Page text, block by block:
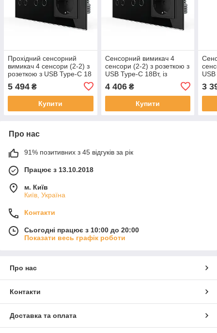
Прохідний сенсорний
вимикач 4 сенсори (2-2) з
розеткою з USB Type-C 18
Вт, заземлення, LIVOLO
чорний скло
5 494 ₴
Купити
Сенсорний вимикач 4
сенсори (2-2) з розеткою з
USB Type-C 18Вт, із
LIVOLO чорний скло
4 406₴
Купити
USB
3
Про нас
91% позитивних з 45 відгуків за рік
Працює з 13.10.2018
м. Київ
Київ, Україна
Контакти
Сьогодні працює з 10:00 до 20:00
Показати весь графік роботи
Про нас
Контакти
Доставка та оплата